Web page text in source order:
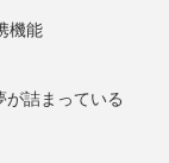
機能
詰まっている